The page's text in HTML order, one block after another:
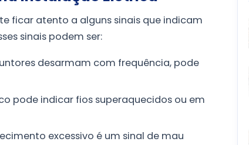
ficar atento a alguns sinais que indicam
sinais podem ser:
desarmam com frequência, pode
pode indicar fios superaquecidos ou em
excessivo é um sinal de mau